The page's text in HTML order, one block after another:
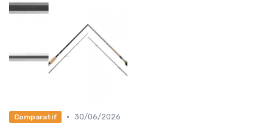
Comparatif • 30/06/2026